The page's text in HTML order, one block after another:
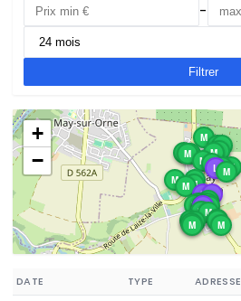
-
Filtrer
DATE TYPE ADRESSE
M
L
M M
M
M
M
M
M
M
M
M
MM
M
L
M
M
M
M
M
M
M
L
M
M
M
M
M
M
M
M
M
M
M
L
M
+
−